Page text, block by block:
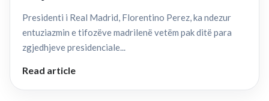
Presidenti i Real Madrid, Florentino Perez, ka ndezur
entuziazmin e tifozëve madrilenë vetëm pak ditë para
zgjedhjeve presidenciale...
Read article